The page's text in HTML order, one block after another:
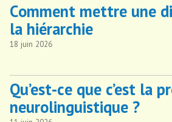
Comment mettre une
la hiérarchie
18 juin 2026
Qu’est-ce que c’est la
neurolinguistique ?